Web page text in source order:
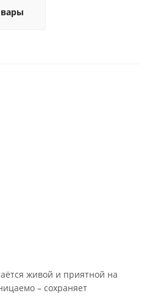
живой и приятной на
– сохраняет